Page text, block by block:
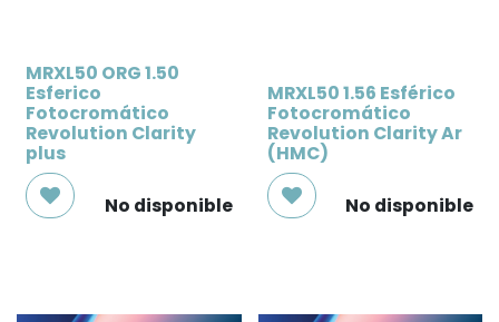
MRXL50 ORG 1.50
Esferico
Fotocromático
Revolution Clarity
plus
No disponible
MRXL50 1.56 Esférico
Fotocromático
Revolution Clarity Ar
(HMC)
No disponible